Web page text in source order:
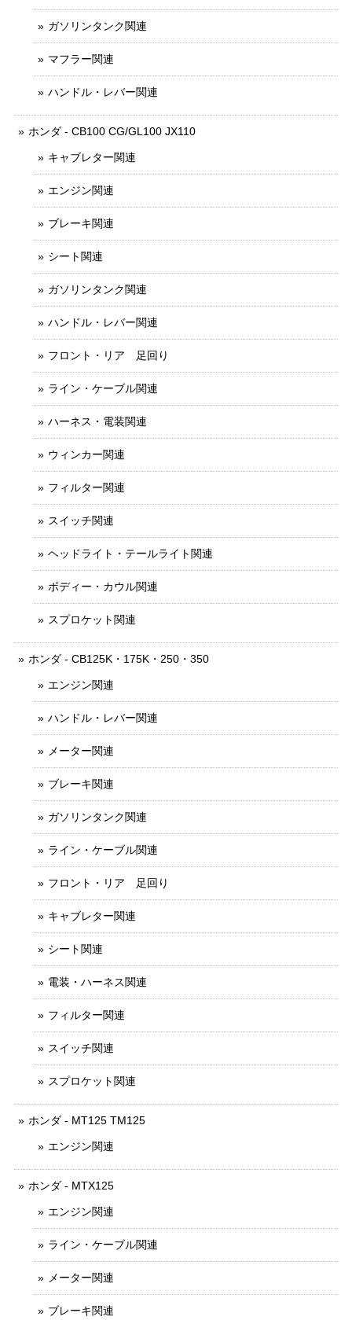
ガソリンタンク関連
マフラー関連
ハンドル・レバー関連
ホンダ - CB100 CG/GL100 JX110
キャブレター関連
エンジン関連
ブレーキ関連
シート関連
ガソリンタンク関連
ハンドル・レバー関連
フロント・リア 足回り
ライン・ケーブル関連
ハーネス・電装関連
ウィンカー関連
フィルター関連
スイッチ関連
ヘッドライト・テールライト関連
ボディー・カウル関連
スプロケット関連
ホンダ - CB125K・175K・250・350
エンジン関連
ハンドル・レバー関連
メーター関連
ブレーキ関連
ガソリンタンク関連
ライン・ケーブル関連
フロント・リア 足回り
キャブレター関連
シート関連
電装・ハーネス関連
フィルター関連
スイッチ関連
スプロケット関連
ホンダ - MT125 TM125
エンジン関連
ホンダ - MTX125
エンジン関連
ライン・ケーブル関連
メーター関連
ブレーキ関連